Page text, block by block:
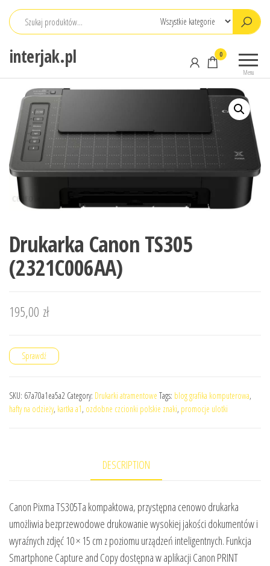
Przejdź
interjak.pl
Menu
0
Drukarka Canon TS305
(2321C006AA)
195,00 zł
Sprawdź
SKU: 67a70a1ea5a2 Category: Drukarki atramentowe Tags: blog grafika komputerowa,
hafty na odzieży, kartka a1, ozdobne czcionki polskie znaki, promocje ulotki
DESCRIPTION
Canon Pixma TS305Ta kompaktowa, przystępna cenowo drukarka
umożliwia bezprzewodowe drukowanie wysokiej jakości dokumentów i
wyraźnych zdjęć 10 × 15 cm z poziomu urządzeń inteligentnych. Funkcja
Smartphone Capture and Copy dostępna w aplikacji Canon PRINT